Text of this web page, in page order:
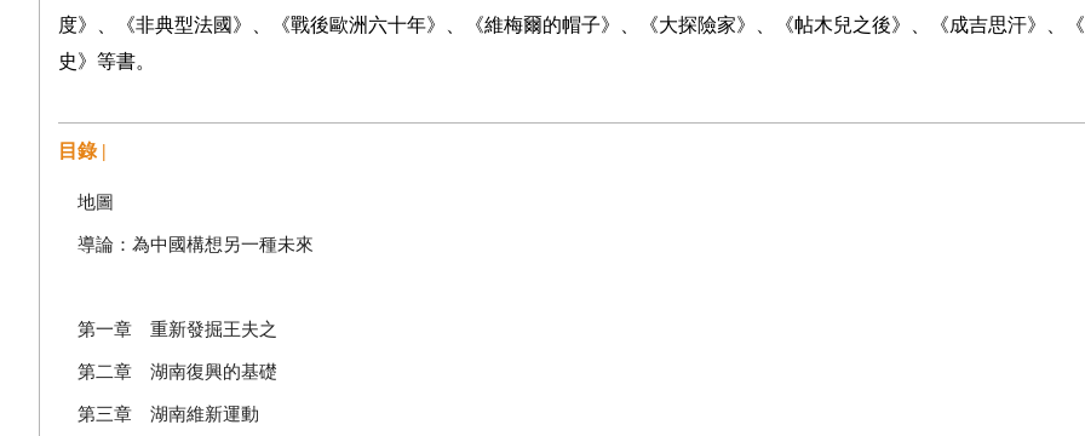
度》、《非典型法國》、《戰後歐洲六十年》、《維梅爾的帽子》、《大探險家》、《帖木兒之後》、《成吉思汗》、
史》等書。
目錄 |
地圖
導論：為中國構想另一種未來
第一章 重新發掘王夫之
第二章 湖南復興的基礎
第三章 湖南維新運動